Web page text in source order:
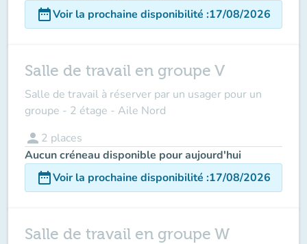
date_rangeVoir la prochaine disponibilité :17/08/2026
Salle de travail en groupe V
Salle de travail à réserver par un usager pour un
groupe - 2 étage - Aile Nord
person 2 places
Aucun créneau disponible pour aujourd'hui
date_rangeVoir la prochaine disponibilité :17/08/2026
Salle de travail en groupe W